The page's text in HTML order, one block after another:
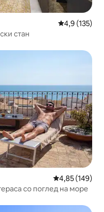
Просечна
4,9 (135)
стан
Просечна
4,85 (149)
со поглед на море